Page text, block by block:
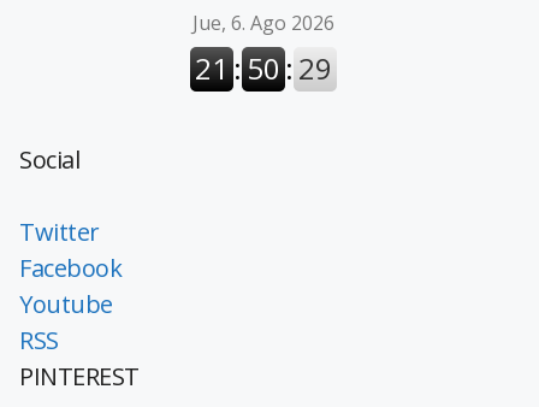
Social
Twitter
Facebook
Youtube
RSS
PINTEREST